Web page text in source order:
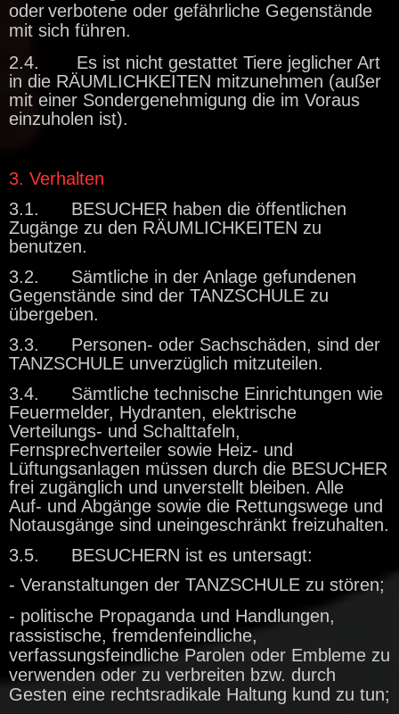
oderverbotene oder gefährliche Gegenstände
mit sich führen.
2.4. Es ist nicht gestattet Tiere jeglicher Art
in die RÄUMLICHKEITEN mitzunehmen (außer
mit einer Sondergenehmigung die im Voraus
einzuholen ist).
3. Verhalten
3.1. BESUCHER haben die öffentlichen
Zugänge zu den RÄUMLICHKEITEN zu
benutzen.
3.2. Sämtliche in der Anlage gefundenen
Gegenstände sind der TANZSCHULE zu
übergeben.
3.3. Personen- oder Sachschäden, sind der
TANZSCHULE unverzüglich mitzuteilen.
3.4. Sämtliche technische Einrichtungen wie
Feuermelder, Hydranten, elektrische
Verteilungs- und Schalttafeln,
Fernsprechverteiler sowie Heiz- und
Lüftungsanlagen müssen durch die BESUCHER
frei zugänglich und unverstellt bleiben. Alle
Auf- und Abgänge sowie die Rettungswege und
Notausgänge sind uneingeschränkt freizuhalten.
3.5. BESUCHERN ist es untersagt:
- Veranstaltungen der TANZSCHULE zu stören;
- politische Propaganda und Handlungen,
rassistische, fremdenfeindliche,
verfassungsfeindliche Parolen oder Embleme zu
verwenden oder zu verbreiten bzw. durch
Gesten eine rechtsradikale Haltung kund zu tun;